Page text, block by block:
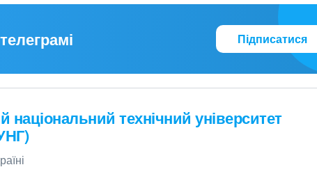
Підписатися
національний технічний університет